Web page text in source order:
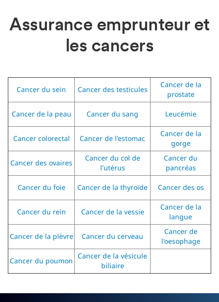
Assurance emprunteur et
les cancers
Cancer du sein Cancer des testicules
Cancer de la
prostate
Cancer de la peau Cancer du sang Leucémie
Cancer colorectal Cancer de l'estomac
Cancer de la
gorge
Cancer des ovaires
Cancer du col de
l'utérus
Cancer du
pancréas
Cancer du foie Cancer de la thyroïde Cancer des os
Cancer du rein Cancer de la vessie
Cancer de la
langue
Cancer de la plèvre Cancer du cerveau
Cancer de
l'oesophage
Cancer du poumon
Cancer de la vésicule
biliaire